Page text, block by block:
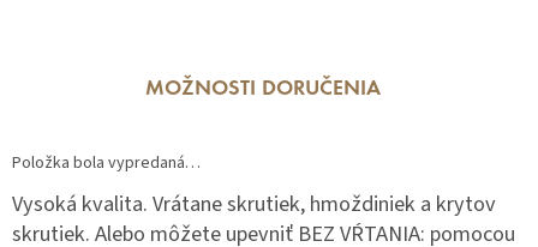
MOŽNOSTI DORUČENIA
Položka bola vypredaná…
Vysoká kvalita. Vrátane skrutiek, hmoždiniek a krytov
skrutiek. Alebo môžete upevniť BEZ VŔTANIA: pomocou